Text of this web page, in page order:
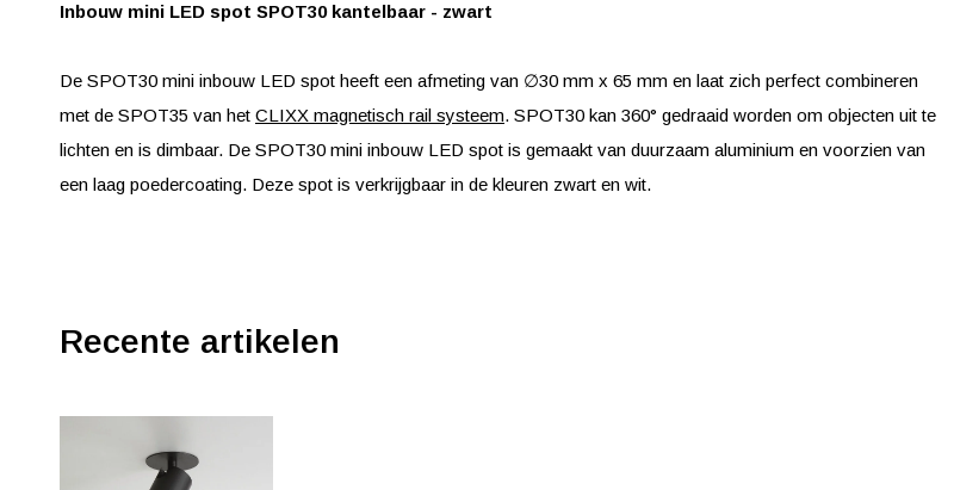
Inbouw mini LED spot SPOT30 kantelbaar - zwart
De SPOT30 mini inbouw LED spot heeft een afmeting van ∅30 mm x 65 mm en laat zich perfect combineren
met de SPOT35 van het CLIXX magnetisch rail systeem. SPOT30 kan 360° gedraaid worden om objecten uit te
lichten en is dimbaar. De SPOT30 mini inbouw LED spot is gemaakt van duurzaam aluminium en voorzien van
een laag poedercoating. Deze spot is verkrijgbaar in de kleuren zwart en wit.
Recente artikelen